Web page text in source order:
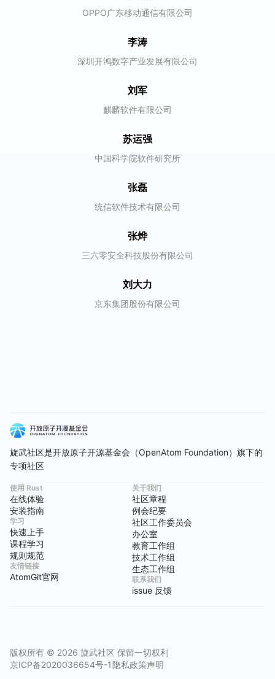
社区章程
OPPO广东移动通信有限公司
李涛
深圳开鸿数字产业发展有限公司
刘军
麒麟软件有限公司
苏运强
中国科学院软件研究所
张磊
统信软件技术有限公司
张烨
三六零安全科技股份有限公司
刘大力
京东集团股份有限公司
旋武社区是开放原子开源基金会（OpenAtom Foundation）旗下的
专项社区
使用 Rust
在线体验
安装指南
学习
快速上手
课程学习
规则规范
关于我们
社区章程
例会纪要
社区工作委员会
办公室
教育工作组
技术工作组
生态工作组
友情链接
AtomGit官网 联系我们
issue 反馈
版权所有 © 2026 旋武社区 保留一切权利
京ICP备2020036654号-1隐私政策声明